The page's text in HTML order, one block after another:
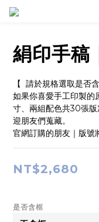
絹印手稿
【  請於規格選取是否含
如果你喜愛手工印製的
寸、兩組配色共30張
迎朋友們蒐藏。
官網訂購的朋友｜版號
NT$2,680
是否含框